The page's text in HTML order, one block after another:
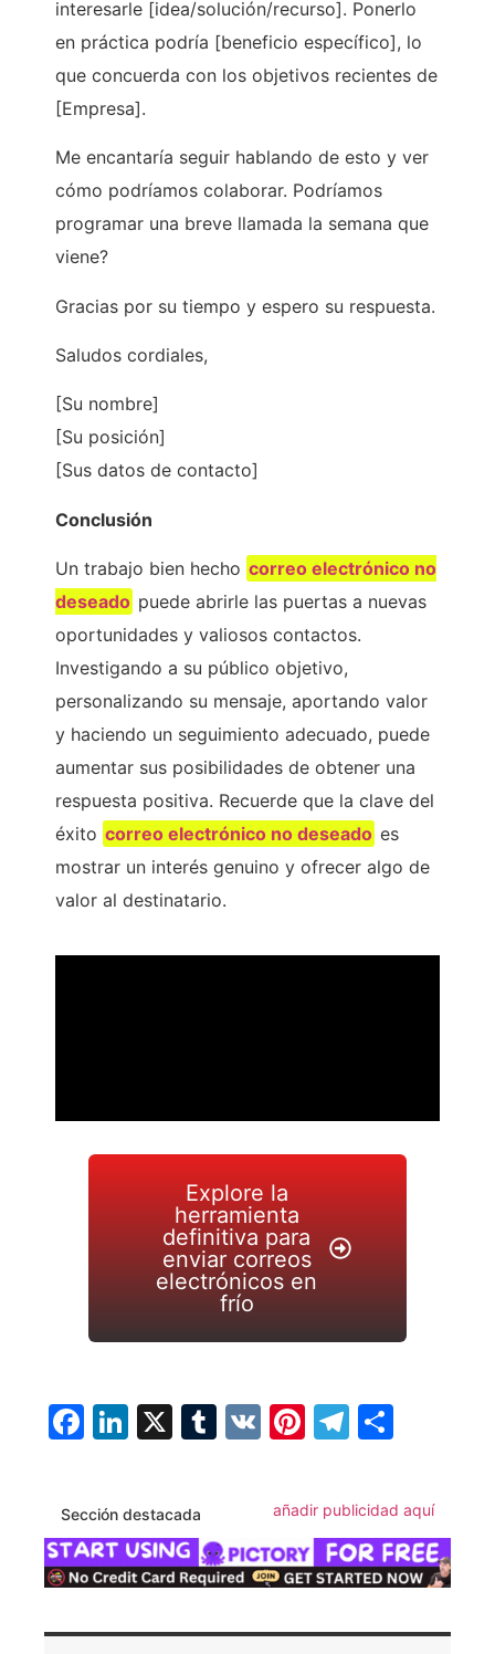
interesarle [idea/solución/recurso]. Ponerlo
en práctica podría [beneficio específico], lo
que concuerda con los objetivos recientes de
[Empresa].
Me encantaría seguir hablando de esto y ver
cómo podríamos colaborar. Podríamos
programar una breve llamada la semana que
viene?
Gracias por su tiempo y espero su respuesta.
Saludos cordiales,
[Su nombre]
[Su posición]
[Sus datos de contacto]
Conclusión
Un trabajo bien hecho correo electrónico no
deseado puede abrirle las puertas a nuevas
oportunidades y valiosos contactos.
Investigando a su público objetivo,
personalizando su mensaje, aportando valor
y haciendo un seguimiento adecuado, puede
aumentar sus posibilidades de obtener una
respuesta positiva. Recuerde que la clave del
éxito correo electrónico no deseado es
mostrar un interés genuino y ofrecer algo de
valor al destinatario.
Explore la
herramienta
definitiva para
enviar correos
electrónicos en
frío
Facebook
LinkedIn
X Tumblr
VK Pinterest
Sección destacada añadir publicidad aquí